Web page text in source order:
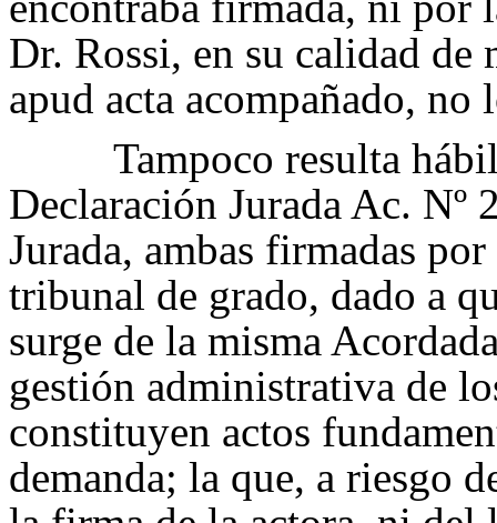
Dr. Rossi, en su calidad
apud acta acompañado,
Tampoco resulta
Declaración Jurada Ac. Nº
Jurada, ambas firmadas
tribunal de grado, dado a
surge de la misma
gestión administrativa de
constituyen actos
demanda; la que, a riesgo